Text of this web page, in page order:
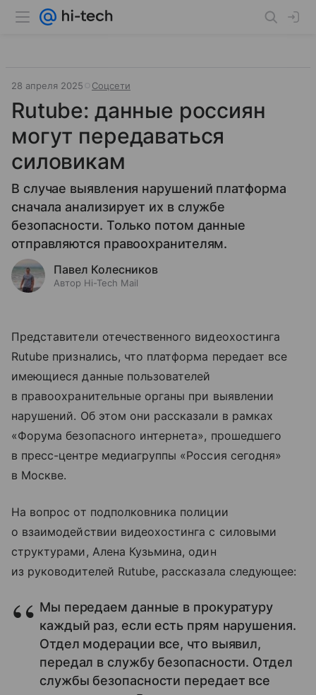
28 апреля 2025 Соцсети
Rutube: данные россиян
могут передаваться
силовикам
В случае выявления нарушений платформа
сначала анализирует их в службе
безопасности. Только потом данные
отправляются правоохранителям.
Павел Колесников
Автор Hi-Tech Mail
Представители отечественного видеохостинга
Rutube признались, что платформа передает все
имеющиеся данные пользователей
в правоохранительные органы при выявлении
нарушений. Об этом они рассказали в рамках
«Форума безопасного интернета», прошедшего
в пресс-центре медиагруппы «Россия сегодня»
в Москве.
На вопрос от подполковника полиции
о взаимодействии видеохостинга с силовыми
структурами, Алена Кузьмина, один
из руководителей Rutube, рассказала следующее:
Мы передаем данные в прокуратуру
каждый раз, если есть прям нарушения.
Отдел модерации всe, что выявил,
передал в службу безопасности. Отдел
службы безопасности передает всe